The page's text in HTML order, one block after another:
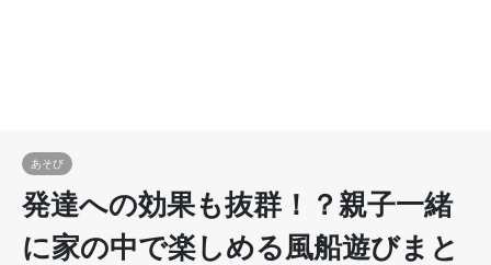
あそび
発達への効果も抜群！？親子一緒
に家の中で楽しめる風船遊びまと